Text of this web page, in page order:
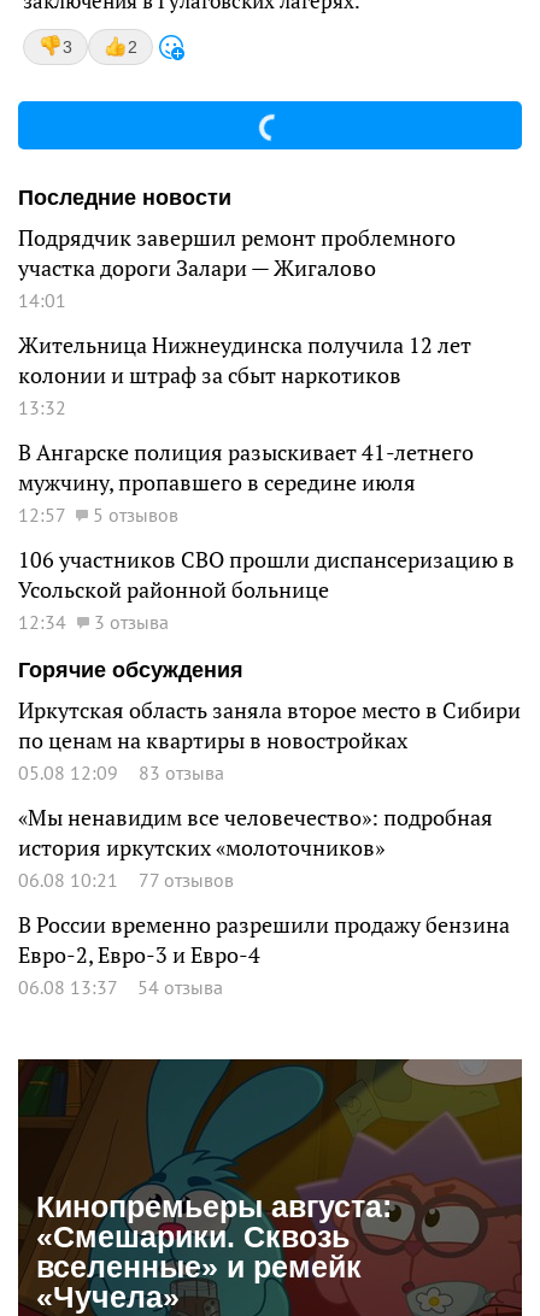
3 2
Последние новости
Подрядчик завершил ремонт проблемного
участка дороги Залари — Жигалово
14:01
Жительница Нижнеудинска получила 12 лет
колонии и штраф за сбыт наркотиков
13:32
В Ангарске полиция разыскивает 41-летнего
мужчину, пропавшего в середине июля
12:57 5 отзывов
106 участников СВО прошли диспансеризацию в
Усольской районной больнице
12:34
3 отзыва
Горячие обсуждения
Иркутская область заняла второе место в Сибири
по ценам на квартиры в новостройках
05.08 12:09 83 отзыва
«Мы ненавидим все человечество»: подробная
история иркутских «молоточников»
06.08 10:21 77 отзывов
В России временно разрешили продажу бензина
Евро-2, Евро-3 и Евро-4
06.08 13:37 54 отзыва
Кинопремьеры августа:
«Смешарики. Сквозь
вселенные» и ремейк
«Чучела»